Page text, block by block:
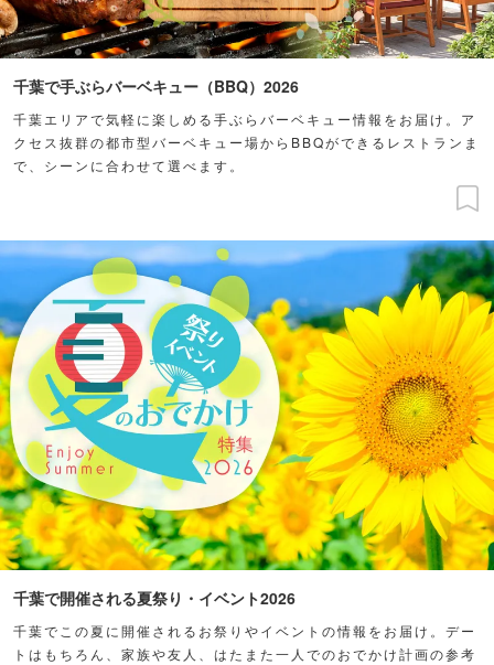
千葉で手ぶらバーベキュー（BBQ）2026
千葉エリアで気軽に楽しめる手ぶらバーベキュー情報をお届け。ア
クセス抜群の都市型バーベキュー場からBBQができるレストランま
で、シーンに合わせて選べます。
千葉で開催される夏祭り・イベント2026
千葉でこの夏に開催されるお祭りやイベントの情報をお届け。デー
トはもちろん、家族や友人、はたまた一人でのおでかけ計画の参考